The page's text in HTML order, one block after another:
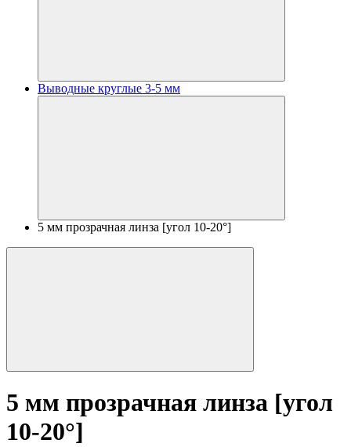
Выводные круглые 3-5 мм
5 мм прозрачная линза [угол 10-20°]
5 мм прозрачная линза [угол
10-20°]